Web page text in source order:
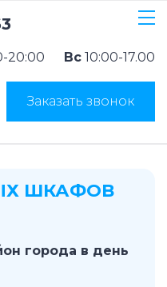
20:00 Вс 10:00-17.00
Заказать звонок
ШКАФОВ
города в день